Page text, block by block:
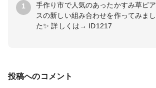
1
手作り市で人気のあったかすみ草ピア
スの新しい組み合わせを作ってみまし
た✨ 詳しくは→ ID1217
投稿へのコメント